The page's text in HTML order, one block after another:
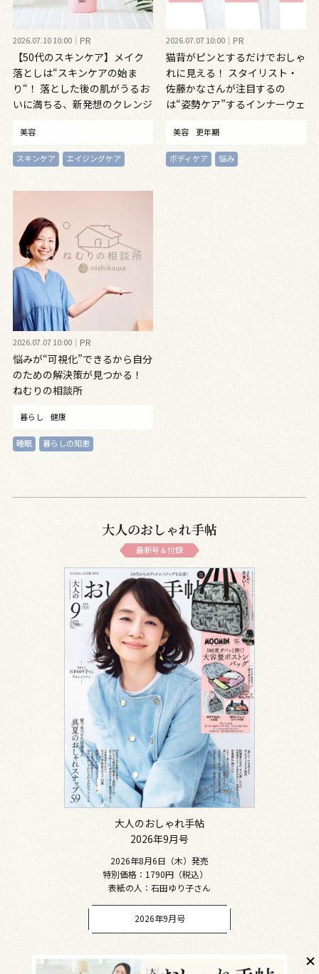
2026.07.10 10:00 PR
【50代のスキンケア】メイク
落としは“スキンケアの始ま
り“！ 落とした後の肌がうるお
いに満ちる、新発想のクレンジ
美容
スキンケア エイジングケア
2026.07.07 10:00 PR
猫背がピンとするだけでおしゃ
れに見える！ スタイリスト・
佐藤かなさんが注目するの
は“姿勢ケア”するインナーウェ
美容 更年期
ボディケア 悩み
2026.07.07 10:00 PR
悩みが“可視化”できるから自分
のための解決策が見つかる！
ねむりの相談所
暮らし 健康
睡眠 暮らしの知恵
大人のおしゃれ手帖
最新号＆付録
大人のおしゃれ手帖
2026年9月号
2026年8月6日（木）発売
特別価格：1790円（税込）
表紙の人：石田ゆり子さん
2026年9月号